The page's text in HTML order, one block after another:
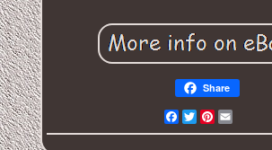
Share
Facebook
Twitter
Pinterest